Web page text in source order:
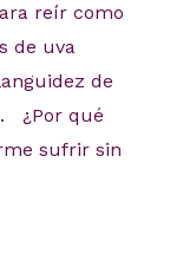
reír como
de uva
de
¿Por qué
sufrir sin